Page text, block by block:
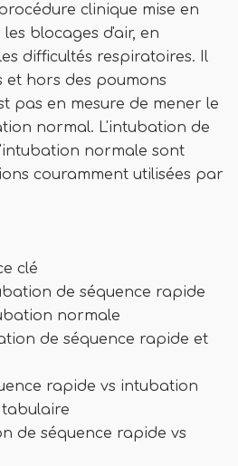
clinique mise en
blocages d'air, en
difficultés respiratoires. Il
et hors des poumons
pas en mesure de mener le
normal. L'intubation de
normale sont
couramment utilisées par
clé
de séquence rapide
normale
de séquence rapide et
rapide vs intubation
de séquence rapide vs